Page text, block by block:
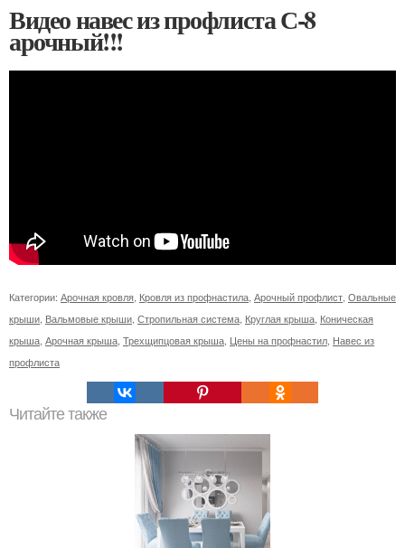
Видео навес из профлиста С-8
арочный!!!
Категории: Арочная кровля, Кровля из профнастила, Арочный профлист, Овальные
крыши, Вальмовые крыши, Стропильная система, Круглая крыша, Коническая
крыша, Арочная крыша, Трехщипцовая крыша, Цены на профнастил, Навес из
профлиста
Читайте также